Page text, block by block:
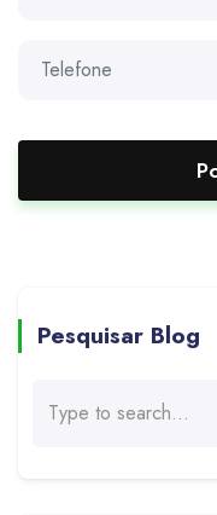
Pesquisar Blog